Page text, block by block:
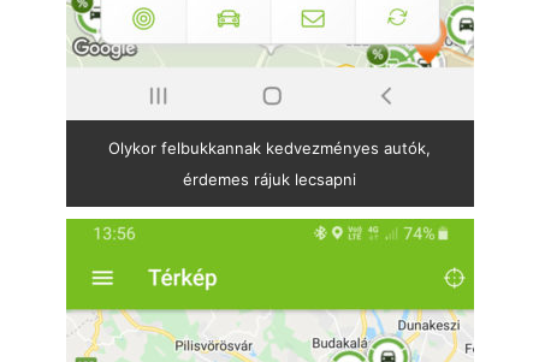
Olykor felbukkannak kedvezményes autók,
érdemes rájuk lecsapni